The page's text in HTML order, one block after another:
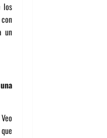
los
un